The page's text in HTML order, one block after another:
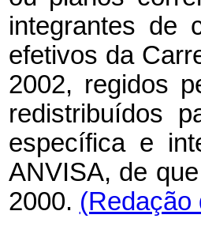
integrantes de
efetivos da
2002, regidos
redistribuídos
específica e
ANVISA, de
2000. (Redação